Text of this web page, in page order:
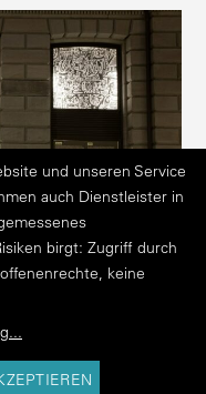
erreichen?
und unseren Service
auch Dienstleister in
birgt: Zugriff durch
keine
...